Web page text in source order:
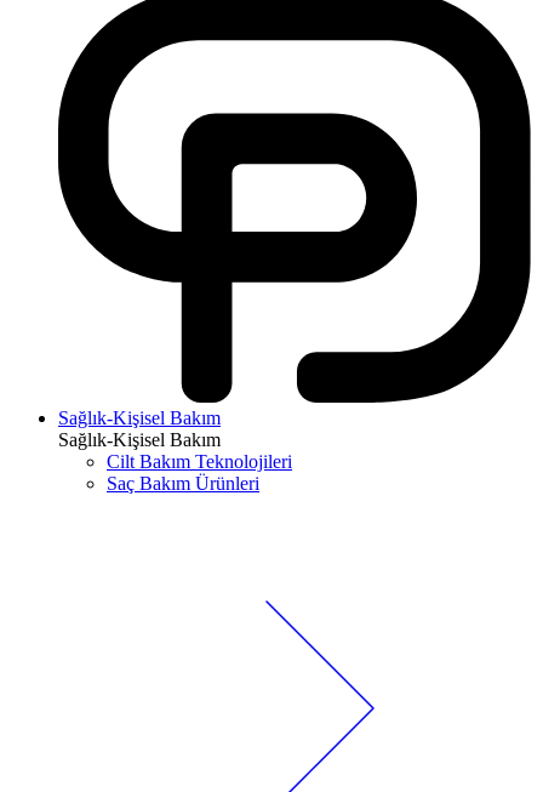
Sağlık-Kişisel Bakım
Sağlık-Kişisel Bakım
Cilt Bakım Teknolojileri
Saç Bakım Ürünleri